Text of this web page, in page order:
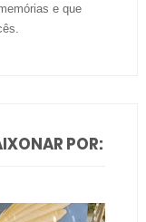
e que
POR: